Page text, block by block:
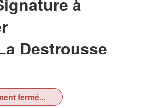
Destrousse
fermé...